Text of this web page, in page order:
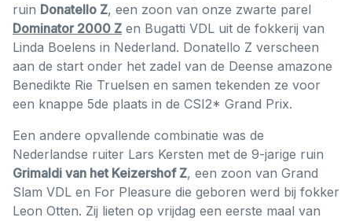
ruin Donatello Z, een zoon van onze zwarte parel
Dominator 2000 Z en Bugatti VDL uit de fokkerij van
Linda Boelens in Nederland. Donatello Z verscheen
aan de start onder het zadel van de Deense amazone
Benedikte Rie Truelsen en samen tekenden ze voor
een knappe 5de plaats in de CSI2* Grand Prix.
Een andere opvallende combinatie was de
Nederlandse ruiter Lars Kersten met de 9-jarige ruin
Grimaldi van het Keizershof Z, een zoon van Grand
Slam VDL en For Pleasure die geboren werd bij fokker
Leon Otten. Zij lieten op vrijdag een eerste maal van